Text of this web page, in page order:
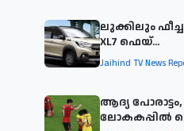
ലുക്കിലും
XL7 ഫെയ്‌...
Jaihind TV News
ആദ്യ
ലോകകപ്പിൽ